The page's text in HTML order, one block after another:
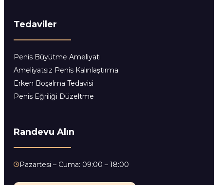
Tedaviler
Penis Büyütme Ameliyatı
Ameliyatsız Penis Kalınlaştırma
Erken Boşalma Tedavisi
Penis Eğriliği Düzeltme
Randevu Alın
Pazartesi – Cuma: 09:00 – 18:00